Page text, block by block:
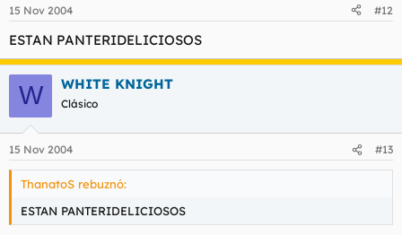
15 Nov 2004 #12
ESTAN PANTERIDELICIOSOS
W WHITE KNIGHT
Clásico
15 Nov 2004 #13
ThanatoS rebuznó:
ESTAN PANTERIDELICIOSOS